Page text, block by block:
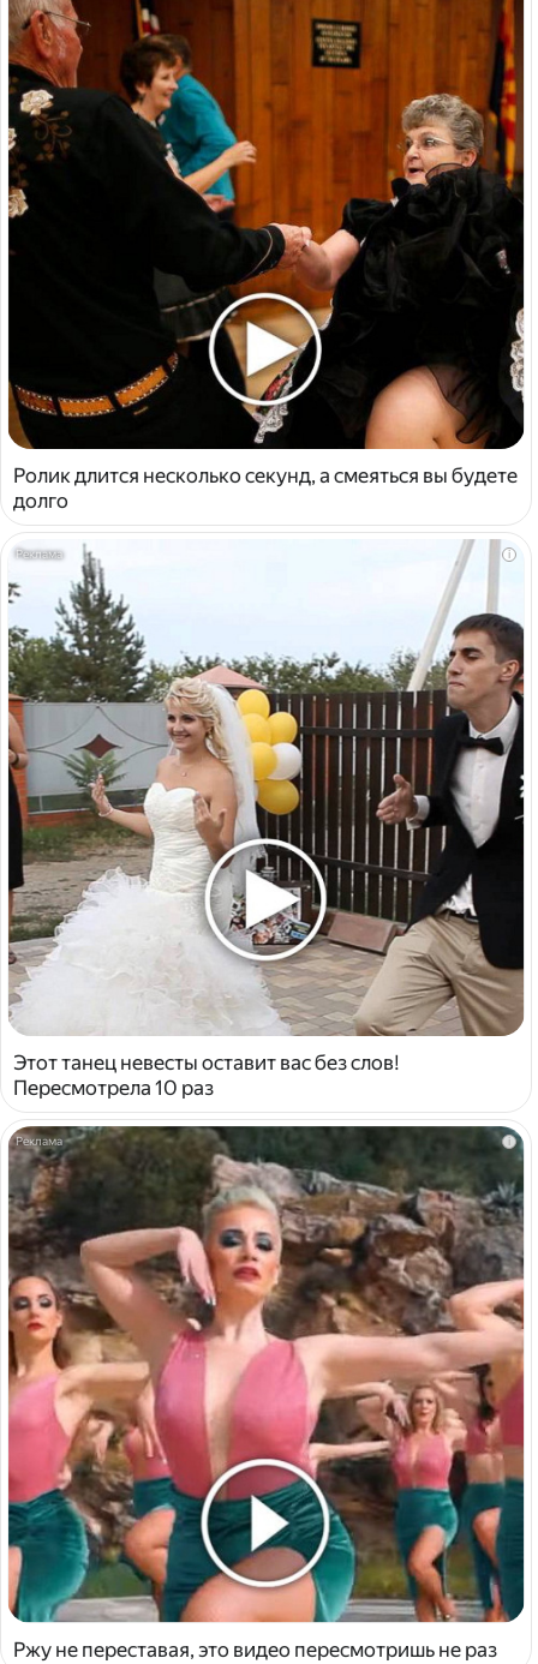
Ролик длится несколько секунд, а смеяться вы будете
долго
i
Этот танец невесты оставит вас без слов!
Пересмотрела 10 раз
i
Ржу не переставая, это видео пересмотришь не раз